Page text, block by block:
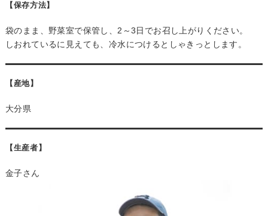
【保存方法】
袋のまま、野菜室で保管し、2～3日でお召し上がりください。
しおれているに見えても、冷水につけるとしゃきっとします。
【産地】
大分県
【生産者】
金子さん